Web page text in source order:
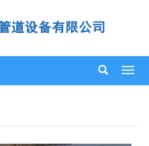
导